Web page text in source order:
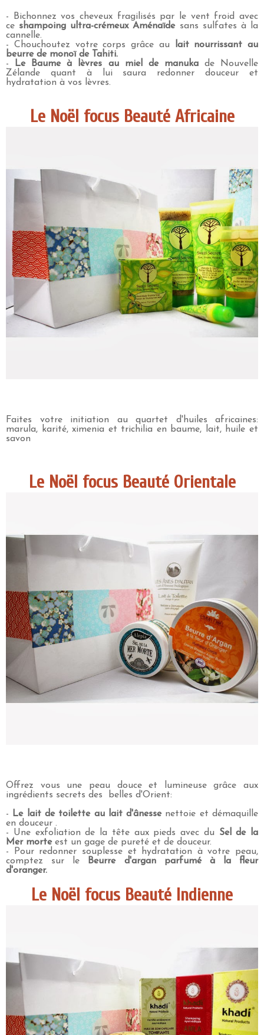
- Bichonnez vos cheveux fragilisés par le vent froid avec
ce shampoing ultra-crémeux Aménaïdesans sulfates à la
cannelle.
- Chouchoutez votre corps grâce au
lait nourrissant au
beurre de monoï de Tahiti.
-
Le Baume à lèvres au miel de manukade Nouvelle
Zélande quant à lui saura redonner douceur et
hydratation à vos lèvres.
Le Noël focus Beauté Africaine
Faites votre initiation au quartet d'huiles africaines:
marula, karité, ximenia et trichilia en baume, lait, huile et
savon
Le Noël focus Beauté Orientale
Offrez vous une peau douce et lumineuse grâce aux
ingrédients secrets des belles d'Orient:
-
Le lait de toilette au lait d'ânessenettoie et démaquille
en douceur .
- Une exfoliation de la tête aux pieds avec du Sel de la
Mer morteest un gage de pureté et de douceur.
- Pour redonner souplesse et hydratation à votre peau,
comptez sur le
Beurre d'argan parfumé à la fleur
d'oranger.
Le Noël focus Beauté Indienne